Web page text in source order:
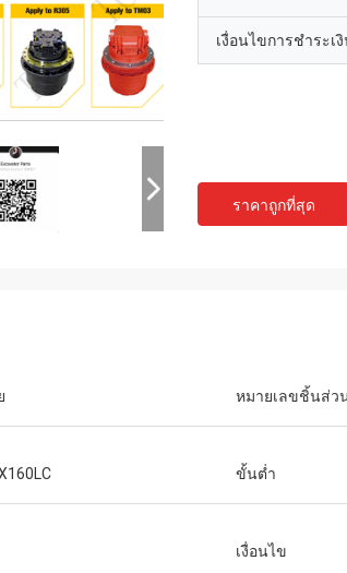
เงื่อนไขการชำระเ
ราคาถูกที่สุด
หมายเลขชิ้นส่ว
ขั้นต่ำ
เงื่อนไข